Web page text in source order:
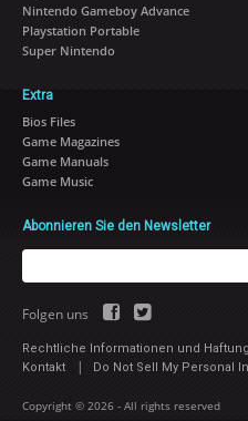
Nintendo Gameboy Advance
Playstation Portable
Super Nintendo
Extra
Bios Files
Game Magazines
Game Manuals
Game Music
Abonnieren Sie den Newsletter
Folgen uns
Rechtliche Informationen und
Kontakt | Do Not Sell My Personal
Copyright © 2026 - All rights reserved